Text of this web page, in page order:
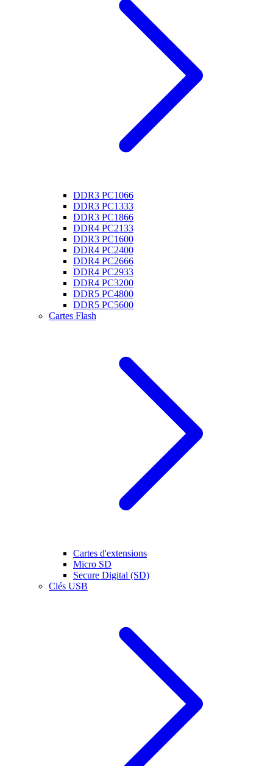
DDR3 PC1066
DDR3 PC1333
DDR3 PC1866
DDR4 PC2133
DDR3 PC1600
DDR4 PC2400
DDR4 PC2666
DDR4 PC2933
DDR4 PC3200
DDR5 PC4800
DDR5 PC5600
Cartes Flash
Cartes d'extensions
Micro SD
Secure Digital (SD)
Clés USB